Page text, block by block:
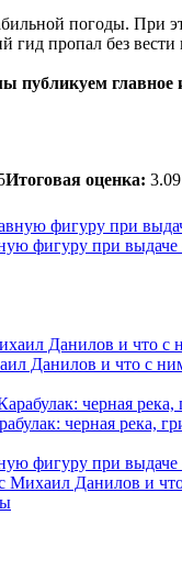
погоды. При
гид пропал без
публикуем главное
Итоговая оценка: 3.09
фигуру при выдаче
Данилов и что с
черная река,
фигуру при выдаче
Михаил Данилов и